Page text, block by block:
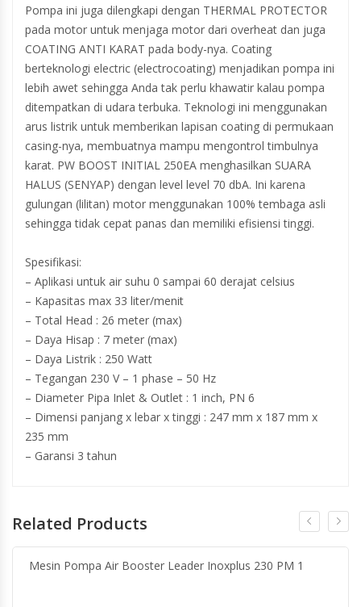
Pompa ini juga dilengkapi dengan THERMAL PROTECTOR
pada motor untuk menjaga motor dari overheat dan juga
COATING ANTI KARAT pada body-nya. Coating
berteknologi electric (electrocoating) menjadikan pompa ini
lebih awet sehingga Anda tak perlu khawatir kalau pompa
ditempatkan di udara terbuka. Teknologi ini menggunakan
arus listrik untuk memberikan lapisan coating di permukaan
casing-nya, membuatnya mampu mengontrol timbulnya
karat. PW BOOST INITIAL 250EA menghasilkan SUARA
HALUS (SENYAP) dengan level level 70 dbA. Ini karena
gulungan (lilitan) motor menggunakan 100% tembaga asli
sehingga tidak cepat panas dan memiliki efisiensi tinggi.
Spesifikasi:
– Aplikasi untuk air suhu 0 sampai 60 derajat celsius
– Kapasitas max 33 liter/menit
– Total Head : 26 meter (max)
– Daya Hisap : 7 meter (max)
– Daya Listrik : 250 Watt
– Tegangan 230 V – 1 phase – 50 Hz
– Diameter Pipa Inlet & Outlet : 1 inch, PN 6
– Dimensi panjang x lebar x tinggi : 247 mm x 187 mm x
235 mm
– Garansi 3 tahun
Related Products
Mesin Pompa Air Booster Leader Inoxplus 230 PM 1